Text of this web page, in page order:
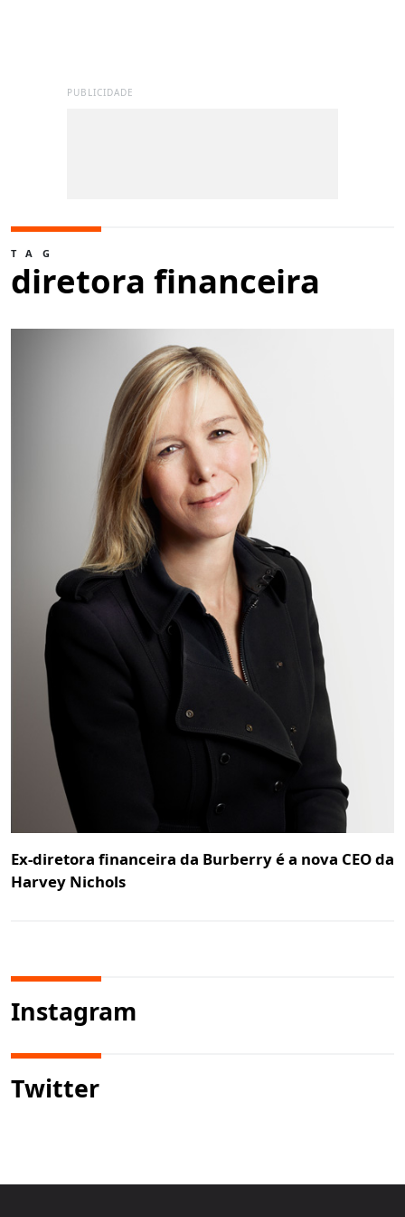
PUBLICIDADE
TAG
diretora financeira
Ex-diretora financeira da Burberry é a nova CEO da
Harvey Nichols
Instagram
Twitter